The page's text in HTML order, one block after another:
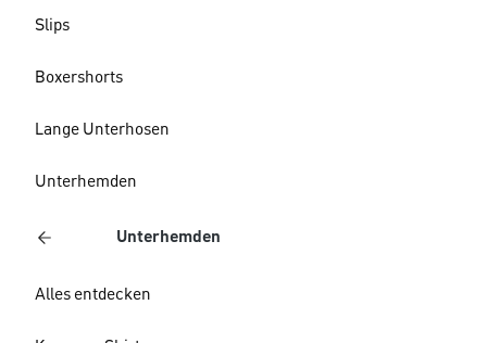
Slips
Boxershorts
Lange Unterhosen
Unterhemden
Unterhemden
Alles entdecken